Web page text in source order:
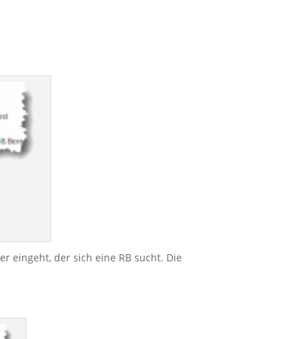
eingeht, der sich eine RB sucht. Die